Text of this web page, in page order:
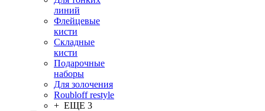
линий
Флейцевые
кисти
Складные
кисти
Подарочные
наборы
Для золочения
Roubloff restyle
+ ЕЩЕ 3